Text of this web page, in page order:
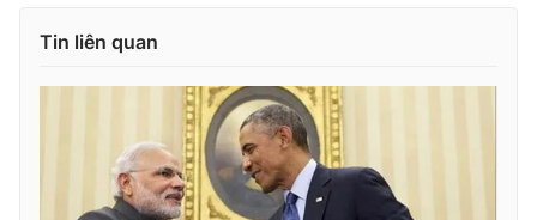
Tư vấn
Chuyên mục khác
Podcast
Infographic
Tin liên quan